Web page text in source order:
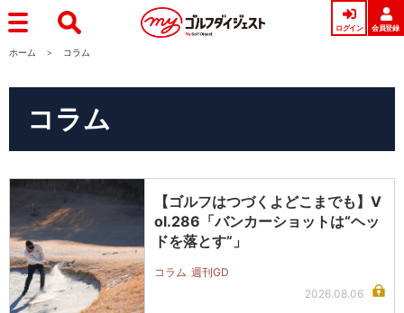
ログイン 会員登録
ホーム コラム
コラム
【ゴルフはつづくよどこまでも】V
ol.286「バンカーショットは“ヘッ
ドを落とす”」
コラム 週刊GD
2026.08.06